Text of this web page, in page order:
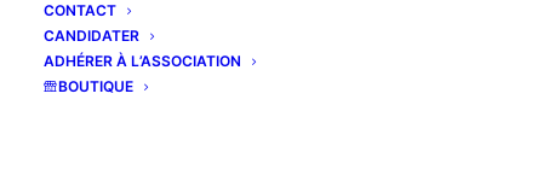
CONTACT
CANDIDATER
ADHÉRER À L’ASSOCIATION
BOUTIQUE